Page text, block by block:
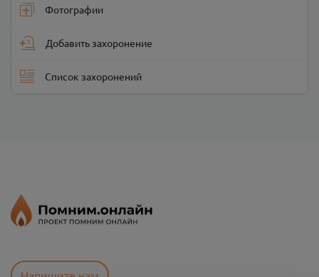
Фотографии
Добавить захоронение
Список захоронений